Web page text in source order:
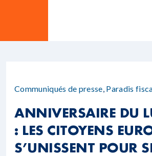
Communiqués de presse, Paradis
ANNIVERSAIRE DU
: LES CITOYENS
S’UNISSENT POUR